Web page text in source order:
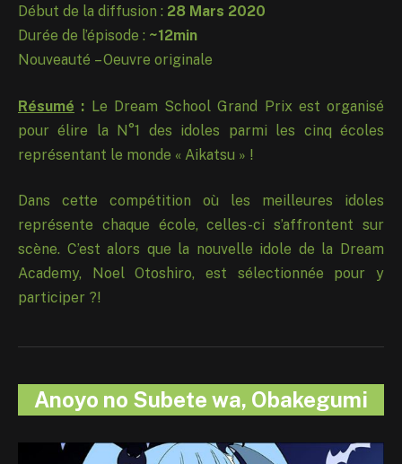
Début de la diffusion : 28 Mars 2020
Durée de l’épisode : ~12min
Nouveauté – Oeuvre originale
Résumé : Le Dream School Grand Prix est organisé
pour élire la N°1 des idoles parmi les cinq écoles
représentant le monde « Aikatsu » !
Dans cette compétition où les meilleures idoles
représente chaque école, celles-ci s’affrontent sur
scène. C’est alors que la nouvelle idole de la Dream
Academy, Noel Otoshiro, est sélectionnée pour y
participer ?!
Anoyo no Subete wa, Obakegumi